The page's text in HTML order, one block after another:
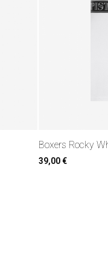
Boxers Rocky
39,00 €